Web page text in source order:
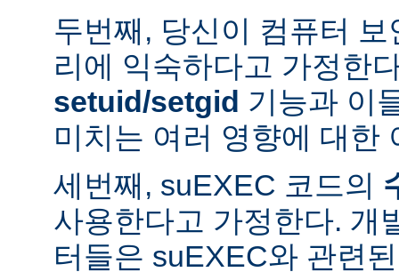
두번째, 당신이 컴퓨터
리에 익숙하다고 가정한
setuid/setgid 기능과 이
미치는 여러 영향에 대한
세번째, suEXEC 코드의
사용한다고 가정한다. 개
터들은 suEXEC와 관련